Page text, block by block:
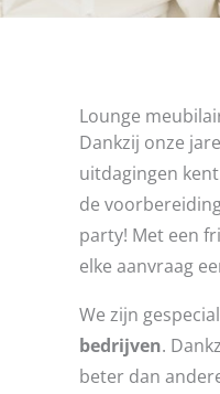
Lounge
Dankzij onze
uitdagingen
de
party! Met een
elke aanvraag
We zijn
bedrijven.
beter dan